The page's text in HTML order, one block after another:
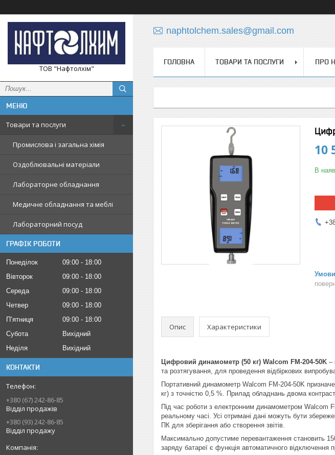
ТОВ "Нафтолхім"
Товари та послуги
Промислова і загальна хімія
Оздоблювальні матеріали
Лабораторне обладнання
Медичне обладнання та меблі
Лабораторний посуд
ГРАФІК РОБОТИ
Понеділок 09:00
18:00
Вівторок
09:00
18:00
Середа
09:00
18:00
Четвер
09:00
18:00
Пʼятниця
09:00
18:00
Субота
Вихідний
Неділя
Вихідний
КОНТАКТИ
+380 (67) 242-86-85
Відділ продажів
+380 (93) 242-86-85
Відділ продажу
naphtolchem.sales@gmail.com
ГОЛОВНА ТОВАРИ ТА ПОСЛУГИ ПРО
10
В
Опис Характеристики
Цифровий динамометр (50 кг) Walcom FM-204-50K –
та розтягування, для проведення відбіркових
Портативний динамометр Walcom FM-204-50K
кг) з точністю 0,5 %. Прилад обладнань двома
Під час роботи з електронним динамометром Walcom
реальному часі. Усі отримані дані можуть бути
ПК для зберігання або створення звітів.
Максимально допустиме перевантаження становить
заряду батареї є функція автоматичного відключення